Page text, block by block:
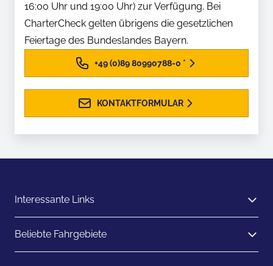
16:00 Uhr und 19:00 Uhr) zur Verfügung. Bei
CharterCheck gelten übrigens die gesetzlichen
Feiertage des Bundeslandes Bayern.
+49 (0)89 80990788-0 *
KONTAKTFORMULAR
Interessante Links
Beliebte Fahrgebiete